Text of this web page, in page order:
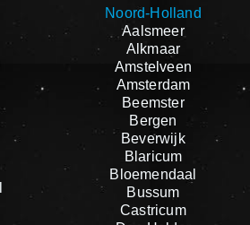
Noord-Holland
Aalsmeer
Alkmaar
Amstelveen
Amsterdam
Beemster
Bergen
Beverwijk
Blaricum
Bloemendaal
Bussum
Castricum